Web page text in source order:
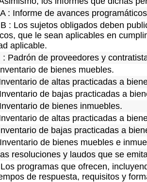
: Informe de avances
: Los sujetos obligados deben
que le sean aplicables en
aplicable.
: Padrón de proveedores y
de bienes muebles.
de altas practicadas a
de bajas practicadas a
de bienes inmuebles.
de altas practicadas a
de bajas practicadas a
de bienes muebles e
resoluciones y laudos que se
programas que ofrecen,
de respuesta, requisitos y